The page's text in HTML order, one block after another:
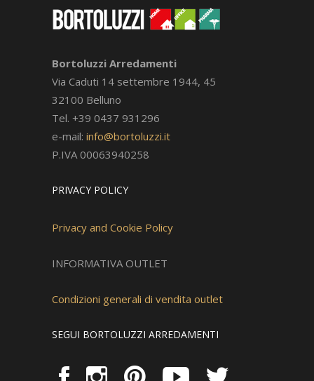
Bortoluzzi Arredamenti
Via Caduti 14 settembre 1944, 45
32100 Belluno
Tel. +39 0437 931296
e-mail: info@bortoluzzi.it
P.IVA 00063940258
PRIVACY POLICY
Privacy and Cookie Policy
INFORMATIVA OUTLET
Condizioni generali di vendita outlet
SEGUI BORTOLUZZI ARREDAMENTI